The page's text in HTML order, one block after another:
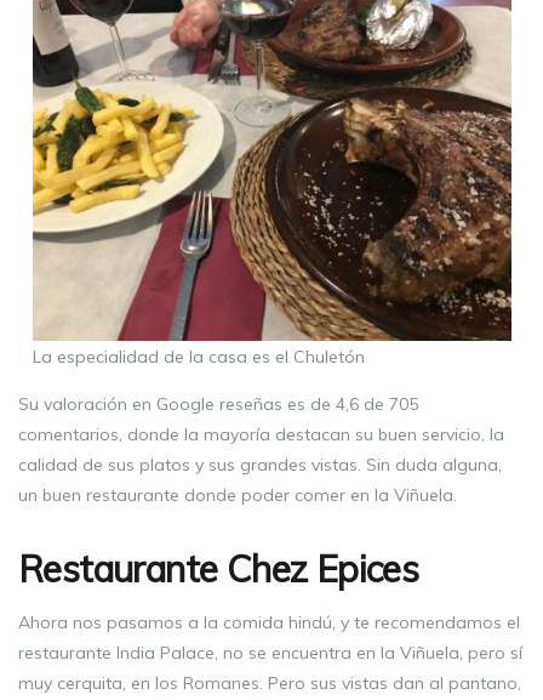
La especialidad de la casa es el Chuletón
Su valoración en Google reseñas es de 4,6 de 705
comentarios, donde la mayoría destacan su buen servicio, la
calidad de sus platos y sus grandes vistas. Sin duda alguna,
un buen restaurante donde poder comer en la Viñuela.
Restaurante Chez Epices
Ahora nos pasamos a la comida hindú, y te recomendamos el
restaurante India Palace, no se encuentra en la Viñuela, pero sí
muy cerquita, en los Romanes. Pero sus vistas dan al pantano,